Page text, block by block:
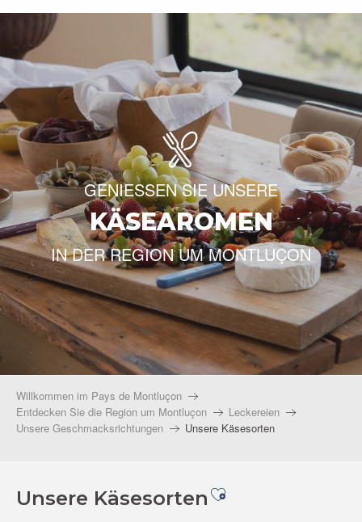
GENIESSEN SIE UNSERE
KÄSEAROMEN
IN DER REGION UM MONTLUÇON
Willkommen im Pays de Montluçon
Entdecken Sie die Region um Montluçon
Leckereien
Unsere Geschmacksrichtungen
Unsere Käsesorten
Unsere KäsesortenAjouter aux